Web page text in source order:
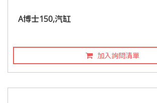
A博士150,汽缸
加入詢問清單